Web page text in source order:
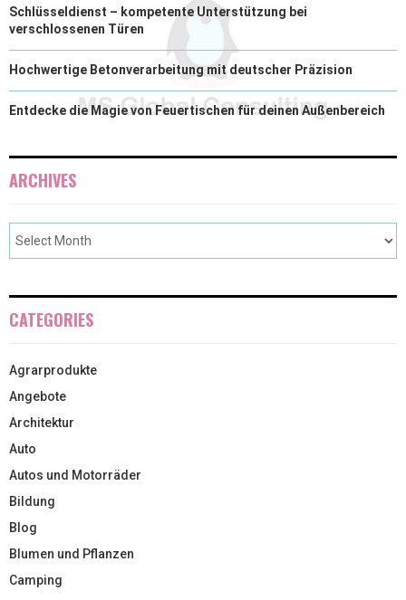
Schlüsseldienst – kompetente Unterstützung bei
verschlossenen Türen
Hochwertige Betonverarbeitung mit deutscher Präzision
Entdecke die Magie von Feuertischen für deinen Außenbereich
ARCHIVES
CATEGORIES
Agrarprodukte
Angebote
Architektur
Auto
Autos und Motorräder
Bildung
Blog
Blumen und Pflanzen
Camping